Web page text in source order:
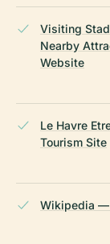
Visiting
Nearby
Website
Le Havre
Tourism Site
Wikipedia —